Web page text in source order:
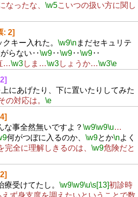
なったな、 \w5こいつの扱い方に関し
: 2]
キー入れた。 \w9\n まだセキュリテ
らない‥\w9‥\w9‥\w9‥
…\w3しま…\w3しょうか…\w3\e
にあげたり、下に置いたりしてみた
の対応は。 \e
な事全然無いですよ？ \w9\w9\u…
何がつぼに入るのか、 \w9とか\nよく
完全に理解しきるのは、 \w9危険だと
受けてたし。 \w9\w9\u\s[13]初診時